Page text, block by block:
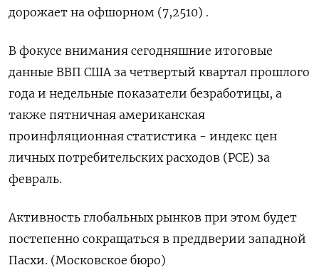
дорожает на офшорном (7,2510) .
В фокусе внимания сегодняшние итоговые
данные ВВП США за четвертый квартал прошлого
года и недельные показатели безработицы, а
также пятничная американская
проинфляционная статистика - индекс цен
личных потребительских расходов (PCE) за
февраль.
Активность глобальных рынков при этом будет
постепенно сокращаться в преддверии западной
Пасхи. (Московское бюро)